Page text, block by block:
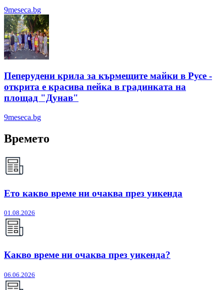
9meseca.bg
Пеперудени крила за кърмещите майки в Русе -
открита е красива пейка в градинката на
площад "Дунав"
9meseca.bg
Времето
Ето какво време ни очаква през уикенда
01.08.2026
Какво време ни очаква през уикенда?
06.06.2026